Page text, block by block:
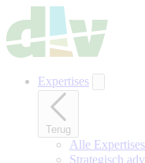
hoofdinhoud
gaan
Expertises
Terug
Alle Expertises
Strategisch